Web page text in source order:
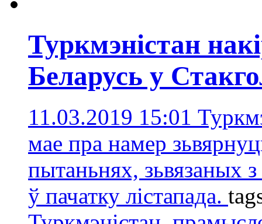
Туркмэністан
Беларусь у
11.03.2019 15:01
мае пра намер
пытаньнях, зьвязаных
ў пачатку лістапада.